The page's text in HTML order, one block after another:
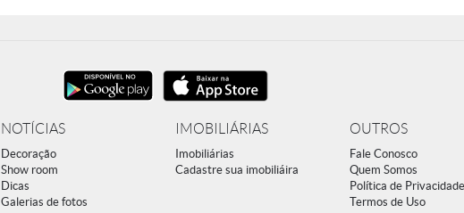
NOTÍCIAS
Decoração
Show room
Dicas
Galerias de fotos
IMOBILIÁRIAS
Imobiliárias
Cadastre sua imobiliáira
OUTROS
Fale Conosco
Quem Somos
Política de Privacidade
Termos de Uso